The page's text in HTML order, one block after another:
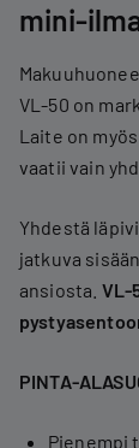
mini-
VL-50 on
Laite on
vaatii vain
Yhdestä
jatkuva
ansiosta. VL-
PINTA-
Pienempi